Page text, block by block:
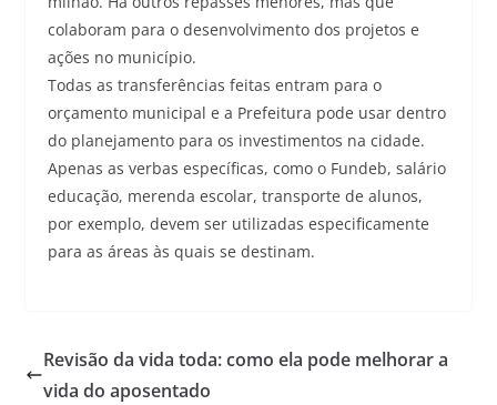
colaboram para o desenvolvimento dos projetos e
ações no município.
Todas as transferências feitas entram para o
orçamento municipal e a Prefeitura pode usar dentro
do planejamento para os investimentos na cidade.
Apenas as verbas específicas, como o Fundeb, salário
educação, merenda escolar, transporte de alunos,
por exemplo, devem ser utilizadas especificamente
para as áreas às quais se destinam.
Revisão da vida toda: como ela pode melhorar a
vida do aposentado